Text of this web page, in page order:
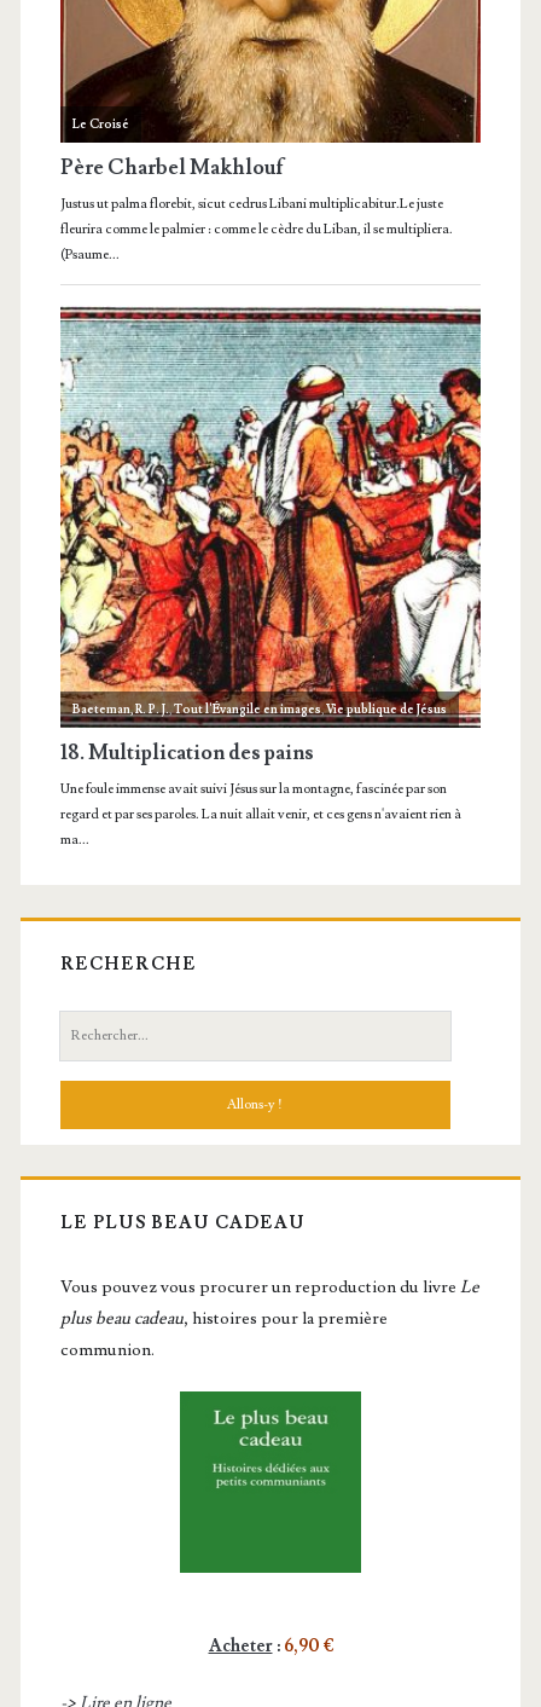
RECHERCHE
Recherche:
LE PLUS BEAU CADEAU
Vous pou­vez vous pro­cu­rer un repro­duc­tion du livre Le
plus beau cadeau, histoires pour la première
communion.
Acheter: 6,90 €